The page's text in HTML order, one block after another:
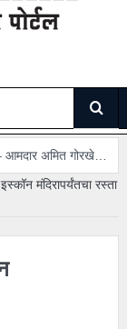
अमित गोरखे…
मंदिरापर्यंतचा रस्ता